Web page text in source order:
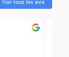
Voir tous les avis